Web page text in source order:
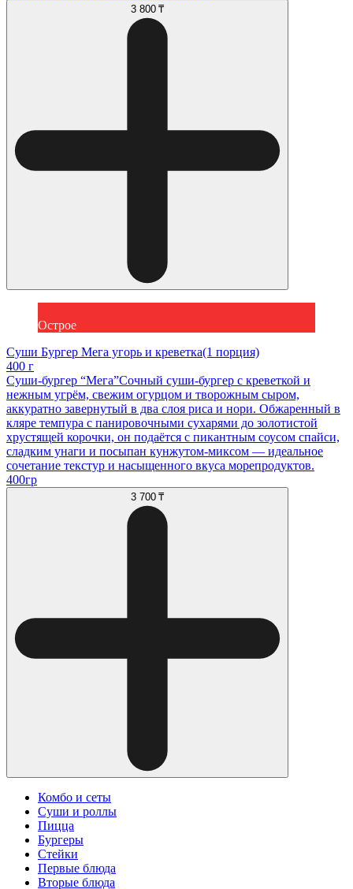
3 800 ₸
Острое
Суши Бургер Мега угорь и креветка(1 порция)
400 г
Суши-бургер “Мега”Сочный суши-бургер с креветкой и
нежным угрём, свежим огурцом и творожным сыром,
аккуратно завернутый в два слоя риса и нори. Обжаренный в
кляре темпура с панировочными сухарями до золотистой
хрустящей корочки, он подаётся с пикантным соусом спайси,
сладким унаги и посыпан кунжутом-миксом — идеальное
сочетание текстур и насыщенного вкуса морепродуктов.
400гр
3 700 ₸
Комбо и сеты
Суши и роллы
Пицца
Бургеры
Стейки
Первые блюда
Вторые блюда